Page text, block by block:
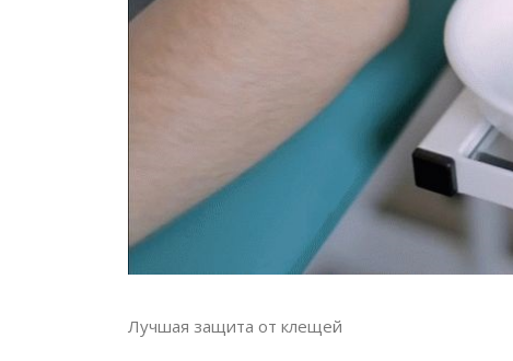
Лучшая защита от клещей